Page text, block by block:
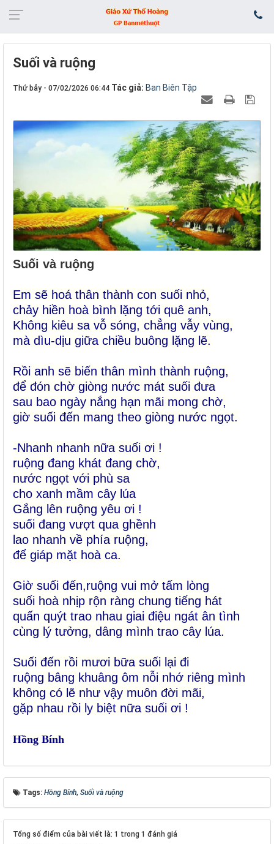
Suối và ruộng
Thứ bảy - 07/02/2026 06:44 Tác giả: Ban Biên Tập
Suối và ruộng
Em sẽ hoá thân thành con suối nhỏ,
chảy hiền hoà bình lặng tới quê anh,
Không kiêu sa vỗ sóng, chẳng vẫy vùng,
mà dìu-dịu giữa chiều buông lặng lẽ.
Rồi anh sẽ biến thân mình thành ruộng,
để đón chờ giòng nước mát suối đưa
sau bao ngày nắng hạn mãi mong chờ,
giờ suối đến mang theo giòng nước ngọt.
-Nhanh nhanh nữa suối ơi !
ruộng đang khát đang chờ,
nước ngọt với phù sa
cho xanh mầm cây lúa
Gắng lên ruộng yêu ơi !
suối đang vượt qua ghềnh
lao nhanh về phía ruộng,
để giáp mặt hoà ca.
Giờ suối đến,ruộng vui mở tấm lòng
suối hoà nhịp rộn ràng chung tiếng hát
quấn quýt trao nhau giai điệu ngát ân tình
cùng lý tưởng, dâng mình trao cây lúa.
Suối đến rồi mươi bữa suối lại đi
ruộng bâng khuâng ôm nỗi nhớ riêng mình
không có lẽ như vậy muôn đời mãi,
gặp nhau rồi ly biệt nữa suối ơi !
Hồng Bính
Tags: Hồng Bính, Suối và ruộng
Tổng số điểm của bài viết là: 1 trong 1 đánh giá